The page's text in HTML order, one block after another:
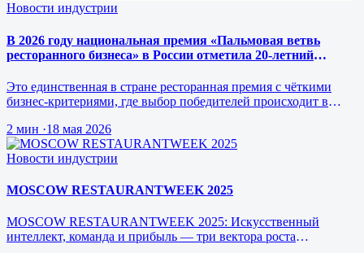
Новости индустрии
В 2026 году национальная премия «Пальмовая ветвь
ресторанного бизнеса» в России отметила 20-летний
Это единственная в стране ресторанная премия с чёткими
бизнес-критериями, где выбор победителей происходит в
2 мин ·18 мая 2026
Новости индустрии
MOSCOW RESTAURANTWEEK 2025
MOSCOW RESTAURANTWEEK 2025: Искусственный
интеллект, команда и прибыль — три вектора роста